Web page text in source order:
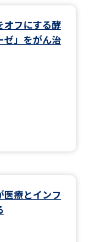
待生制度特集
オフにする酵
ゼ」をがん治
療とインフ